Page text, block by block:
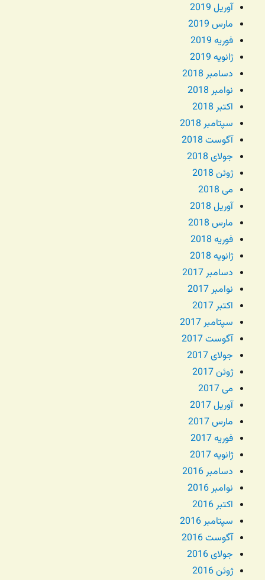
آوریل 2019
مارس 2019
فوریه 2019
ژانویه 2019
دسامبر 2018
نوامبر 2018
اکتبر 2018
سپتامبر 2018
آگوست 2018
جولای 2018
ژوئن 2018
می 2018
آوریل 2018
مارس 2018
فوریه 2018
ژانویه 2018
دسامبر 2017
نوامبر 2017
اکتبر 2017
سپتامبر 2017
آگوست 2017
جولای 2017
ژوئن 2017
می 2017
آوریل 2017
مارس 2017
فوریه 2017
ژانویه 2017
دسامبر 2016
نوامبر 2016
اکتبر 2016
سپتامبر 2016
آگوست 2016
جولای 2016
ژوئن 2016